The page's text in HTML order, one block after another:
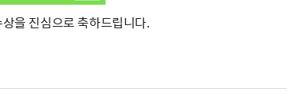
을 진심으로 축하드립니다.